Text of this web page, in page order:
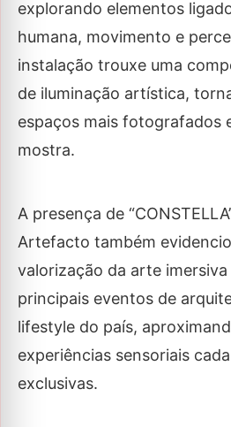
explorando elementos
humana, movimento e
instalação trouxe uma
de iluminação artística,
espaços mais fotografados
mostra.
A presença de
Artefacto também
valorização da arte
principais eventos de
lifestyle do país,
experiências sensoriais
exclusivas.